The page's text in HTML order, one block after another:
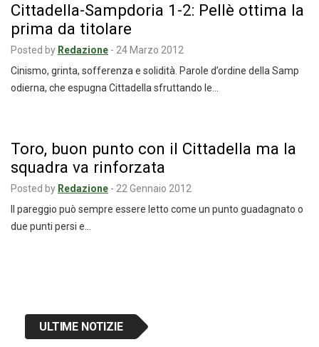
Cittadella-Sampdoria 1-2: Pellè ottima la
prima da titolare
Posted by Redazione - 24 Marzo 2012
Cinismo, grinta, sofferenza e solidità. Parole d’ordine della Samp
odierna, che espugna Cittadella sfruttando le…
Toro, buon punto con il Cittadella ma la
squadra va rinforzata
Posted by Redazione - 22 Gennaio 2012
Il pareggio può sempre essere letto come un punto guadagnato o
due punti persi e…
ULTIME NOTIZIE